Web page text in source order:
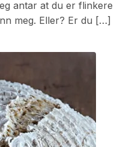
antar at du er flinkere
meg. Eller? Er du […]